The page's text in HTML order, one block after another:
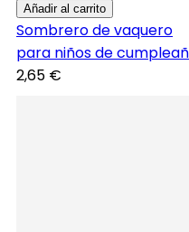
Añadir al carrito
Sombrero de vaquero
para niños de
2,65 €